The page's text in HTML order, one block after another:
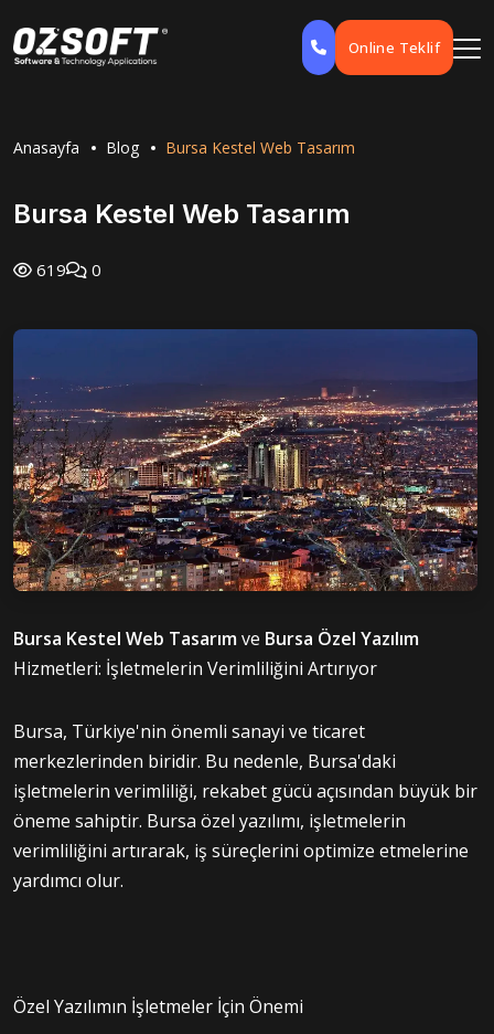
Online Teklif
Anasayfa Blog Bursa Kestel Web Tasarım
Bursa Kestel Web Tasarım
619 0
Bursa Kestel Web Tasarımve Bursa Özel Yazılım
Hizmetleri: İşletmelerin Verimliliğini Artırıyor
Bursa, Türkiye'nin önemli sanayi ve ticaret
merkezlerinden biridir. Bu nedenle, Bursa'daki
işletmelerin verimliliği, rekabet gücü açısından büyük bir
öneme sahiptir. Bursa özel yazılımı, işletmelerin
verimliliğini artırarak, iş süreçlerini optimize etmelerine
yardımcı olur.
Özel Yazılımın İşletmeler İçin Önemi